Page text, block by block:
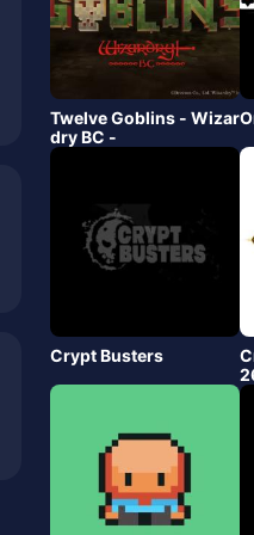
Twelve Goblins - Wizar
dry BC -
Crypt Busters